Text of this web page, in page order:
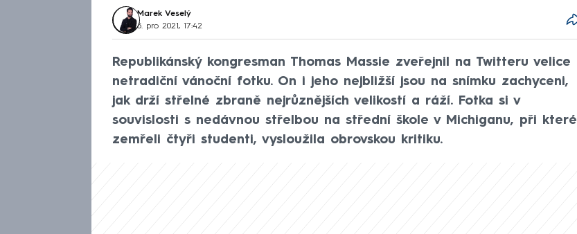
Marek Veselý
5. pro 2021, 17:42
Republikánský kongresman Thomas Massie zveřejnil na Twitteru velice
netradiční vánoční fotku. On i jeho nejbližší jsou na snímku zachyceni,
jak drží střelné zbraně nejrůznějších velikostí a ráží. Fotka si v
souvislosti s nedávnou střelbou na střední škole v Michiganu, při které
zemřeli čtyři studenti, vysloužila obrovskou kritiku.